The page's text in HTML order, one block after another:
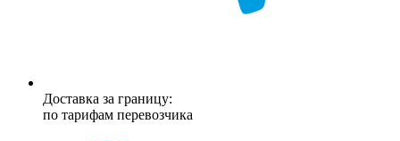
Доставка за границу:
по тарифам перевозчика